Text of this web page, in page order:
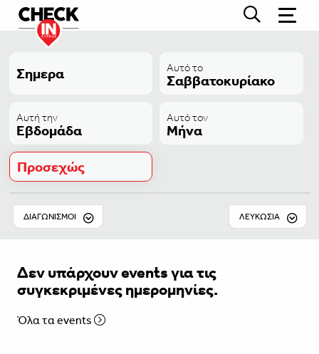
Σημερα Αυτό το
Σαββατοκυρίακο
Αυτή την
Εβδομάδα
Αυτό τον
Μήνα
Προσεχώς
ΔΙΑΓΩΝΙΣΜΟΊ ΛΕΥΚΩΣΊΑ
Δεν υπάρχουν events για τις
συγκεκριμένες ημερομηνίες.
Όλα τα events